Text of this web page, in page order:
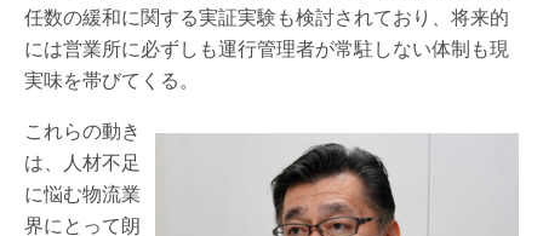
任数の緩和に関する実証実験も検討されており、将来的
には営業所に必ずしも運行管理者が常駐しない体制も現
実味を帯びてくる。
これらの動き
は、人材不足
に悩む物流業
界にとって朗